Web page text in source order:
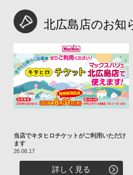
北広島店のお知
当店でキタヒロチケットがご利用いただけ
ます
26.06.17
詳しく見る